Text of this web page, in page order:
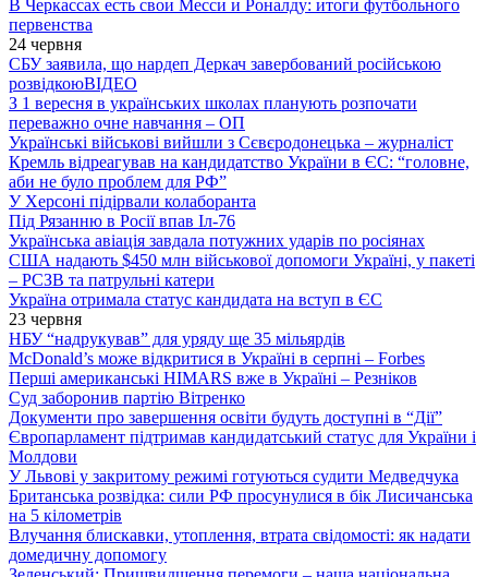
В Черкассах есть свои Месси и Роналду: итоги футбольного
первенства
24 червня
СБУ заявила, що нардеп Деркач завербований російською
розвідкоюВІДЕО
З 1 вересня в українських школах планують розпочати
переважно очне навчання – ОП
Українські військові вийшли з Сєвєродонецька – журналіст
Кремль відреагував на кандидатство України в ЄС: “головне,
аби не було проблем для РФ”
У Херсоні підірвали колаборанта
Під Рязанню в Росії впав Іл-76
Українська авіація завдала потужних ударів по росіянах
США надають $450 млн військової допомоги Україні, у пакеті
– РСЗВ та патрульні катери
Україна отримала статус кандидата на вступ в ЄС
23 червня
НБУ “надрукував” для уряду ще 35 мільярдів
McDonald’s може відкритися в Україні в серпні – Forbes
Перші американські HIMARS вже в Україні – Резніков
Суд заборонив партію Вітренко
Документи про завершення освіти будуть доступні в “Дії”
Європарламент підтримав кандидатський статус для України і
Молдови
У Львові у закритому режимі готуються судити Медведчука
Британська розвідка: сили РФ просунулися в бік Лисичанська
на 5 кілометрів
Влучання блискавки, утоплення, втрата свідомості: як надати
домедичну допомогу